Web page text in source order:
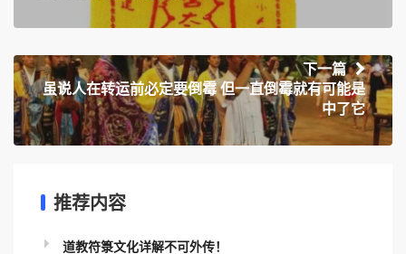
下一篇
虽说人在转运前必定要倒霉 但一直倒霉就有可能是
中了它
推荐内容
道教符箓文化详解不可外传！